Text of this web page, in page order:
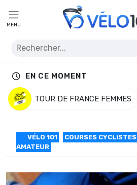
MENU
EN CE MOMENT
TOUR DE FRANCE FEMMES
VÉLO 101 COURSES CYCLISTES
AMATEUR